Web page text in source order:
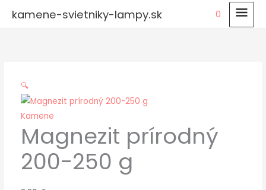
kamene-svietniky-lampy.sk 0
🔍
Kamene
Magnezit prírodný
200-250 g
200-
250
g